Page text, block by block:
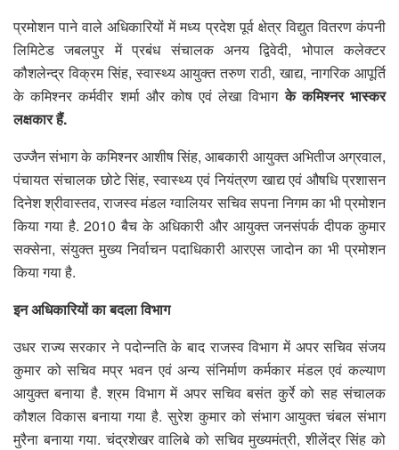
प्रमोशन पाने वाले अधिकारियों में मध्य प्रदेश पूर्व क्षेत्र विद्युत वितरण कंपनी
लिमिटेड जबलपुर में प्रबंध संचालक अनय द्विवेदी, भोपाल कलेक्टर
कौशलेन्द्र विक्रम सिंह, स्वास्थ्य आयुक्त तरुण राठी, खाद्य, नागरिक आपूर्ति
के कमिश्नर कर्मवीर शर्मा और कोष एवं लेखा विभागके कमिश्नर भास्कर
लक्षकार हैं.
उज्जैन संभाग के कमिश्नर आशीष सिंह, आबकारी आयुक्त अभितीज अग्रवाल,
पंचायत संचालक छोटे सिंह, स्वास्थ्य एवं नियंत्रण खाद्य एवं औषधि प्रशासन
दिनेश श्रीवास्तव, राजस्व मंडल ग्वालियर सचिव सपना निगम का भी प्रमोशन
किया गया है. 2010 बैच के अधिकारी और आयुक्त जनसंपर्क दीपक कुमार
सक्सेना, संयुक्त मुख्य निर्वाचन पदाधिकारी आरएस जादोन का भी प्रमोशन
किया गया है.
इन अधिकारियों का बदला विभाग
उधर राज्य सरकार ने पदोन्नति के बाद राजस्व विभाग में अपर सचिव संजय
कुमार को सचिव मप्र भवन एवं अन्य संनिर्माण कर्मकार मंडल एवं कल्याण
आयुक्त बनाया है. श्रम विभाग में अपर सचिव बसंत कुर्रे को सह संचालक
कौशल विकास बनाया गया है. सुरेश कुमार को संभाग आयुक्त चंबल संभाग
मुरैना बनाया गया. चंद्रशेखर वालिबे को सचिव मुख्यमंत्री, शीलेंद्र सिंह को